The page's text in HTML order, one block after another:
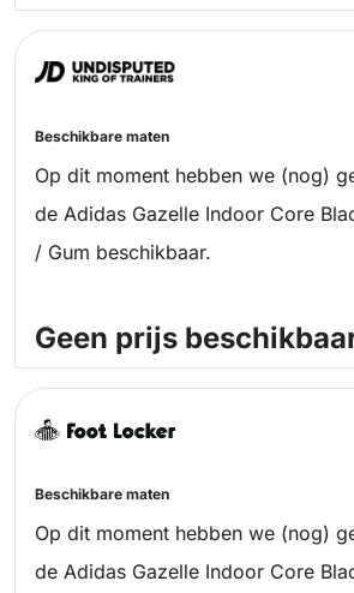
Beschikbare maten
Op dit moment hebben we (nog)
de Adidas Gazelle Indoor Core
/ Gum beschikbaar.
Geen prijs
Beschikbare maten
Op dit moment hebben we (nog)
de Adidas Gazelle Indoor Core